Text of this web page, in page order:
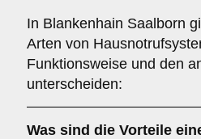
In Blankenhain Saalborn
Arten von
Funktionsweise und den
unterscheiden:
Was sind die Vorteile